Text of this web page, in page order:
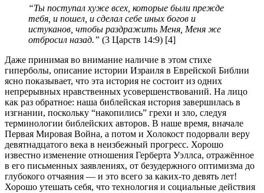
“Ты поступал хуже всех, которые были прежде
тебя, и пошел, и сделал себе иных богов и
истуканов, чтобы раздражить Меня, Меня же
отбросил назад.” (3 Царств 14:9) [4]
Даже принимая во внимание наличие в этом стихе
гиперболы, описание истории Израиля в Еврейской Библии
ясно показывает, что эта история не состоит из одних
непрерывных нравственных усовершенствований. На лицо
как раз обратное: наша библейская история завершилась в
изгнании, поскольку “накопились” грехи и зло, следуя
терминологии библейских авторов. В наше время, вначале
Первая Мировая Война, а потом и Холокост подорвали веру
девятнадцатого века в неизбежный прогресс. Хорошо
известно изменение отношения Герберта Уэллса, отражённое
в его письменных заявлениях, от безудержного оптимизма до
глубокого отчаяния — и это всего за каких-то девять лет!
Хорошо утешать себя, что технология и социальные действия